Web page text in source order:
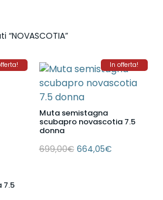
7.5
In offerta!
Muta semistagna
scubapro novascotia 7.5
donna
699,00€ 664,05€